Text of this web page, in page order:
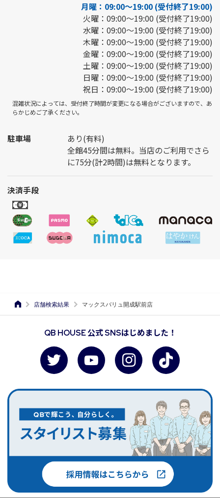
店舗検索結果 マックスバリュ開成駅前店
月曜：09:00～19:00 (受付終了19:00)
火曜：09:00～19:00 (受付終了19:00)
水曜：09:00～19:00 (受付終了19:00)
木曜：09:00～19:00 (受付終了19:00)
金曜：09:00～19:00 (受付終了19:00)
土曜：09:00～19:00 (受付終了19:00)
日曜：09:00～19:00 (受付終了19:00)
祝日：09:00～19:00 (受付終了19:00)
混雑状況によっては、受付終了時間が変更になる場合がございますので、あ
らかじめご了承ください。
駐車場
あり(有料)
全館45分間は無料。当店のご利用でさら
に75分(計2時間)は無料となります。
決済手段
QB HOUSE 公式 SNSはじめました！